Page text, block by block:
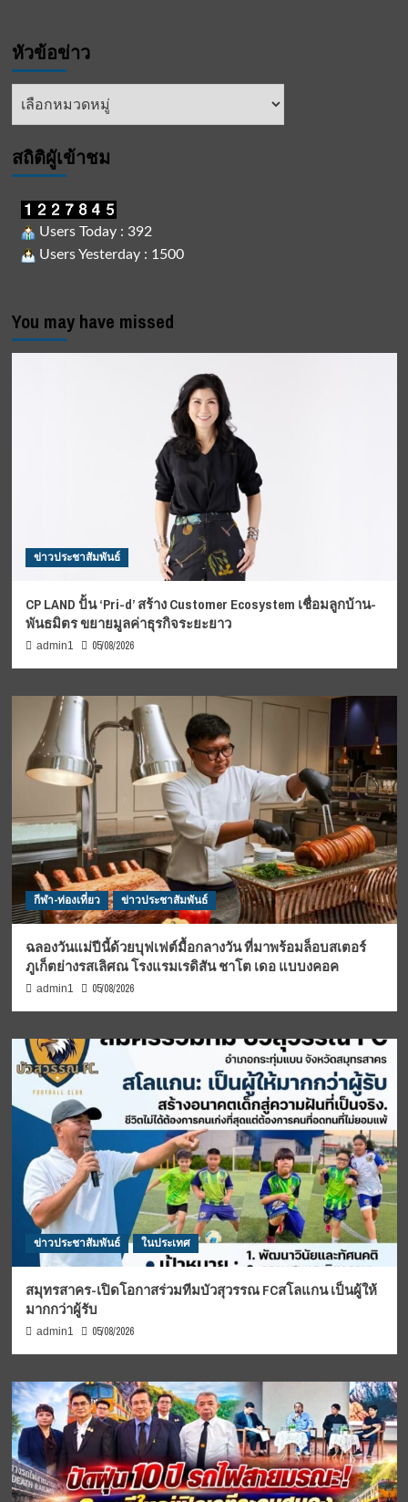
หัวข้อข่าว
หัวข้อ
สถิติผูัเข้าชม
Users Today : 392
Users Yesterday : 1500
You may have missed
ข่าวประชาสัมพันธ์
CP LAND ปั้น ‘Pri-d’ สร้าง Customer Ecosystem เชื่อมลูกบ้าน-
พันธมิตร ขยายมูลค่าธุรกิจระยะยาว
admin1 05/08/2026
กีฬา-ท่องเที่ยว ข่าวประชาสัมพันธ์
ฉลองวันแม่ปีนี้ด้วยบุฟเฟต์มื้อกลางวัน ที่มาพร้อมล็อบสเตอร์
ภูเก็ตย่างรสเลิศณ โรงแรมเรดิสัน ชาโต เดอ แบบงคอค
admin1 05/08/2026
ข่าวประชาสัมพันธ์ ในประเทศ
สมุทรสาคร-เปิดโอกาสร่วมทีมบัวสุวรรณ FCสโลแกน เป็นผู้ให้
มากกว่าผู้รับ
admin1 05/08/2026